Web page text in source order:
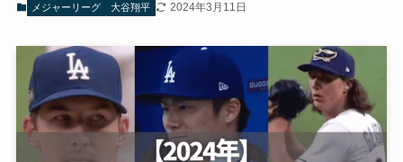
メジャーリーグ 大谷翔平 2024年3月11日